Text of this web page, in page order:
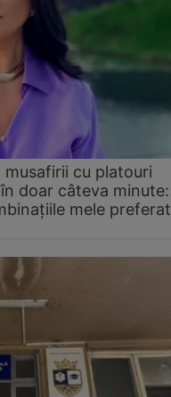
cu platouri
doar câteva minute:
mele